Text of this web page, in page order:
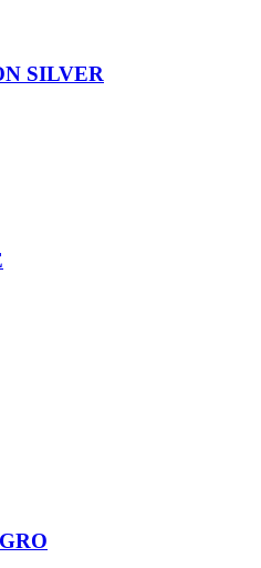
SILVER